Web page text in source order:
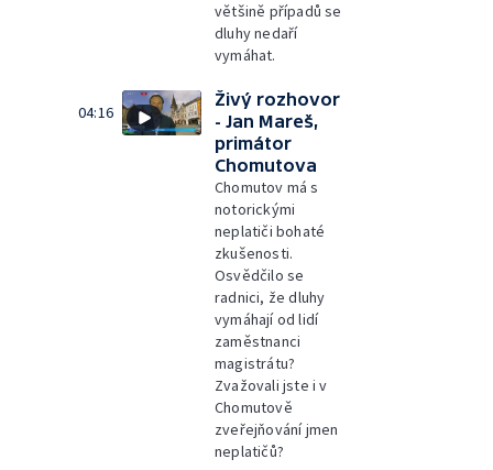
většině případů se
dluhy nedaří
vymáhat.
04:16
Živý rozhovor
- Jan Mareš,
primátor
Chomutova
Chomutov má s
notorickými
neplatiči bohaté
zkušenosti.
Osvědčilo se
radnici, že dluhy
vymáhají od lidí
zaměstnanci
magistrátu?
Zvažovali jste i v
Chomutově
zveřejňování jmen
neplatičů?